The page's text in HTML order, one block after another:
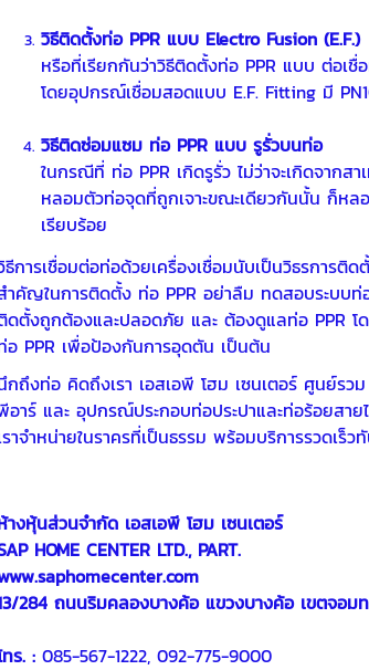
วิธีติดตั้งท่อ PPR แบบ Electro Fusion (E.F.)
หรือที่เรียกกันว่าวิธีติดตั้งท่อ PPR แบบ ต่อเชื่
โดยอุปกรณ์เชื่อมสอดแบบ E.F. Fitting มี
วิธีติดซ่อมแซม ท่อ PPR แบบ รูรั่วบนท่อ
ในกรณีที่ ท่อ PPR เกิดรูรั่ว ไม่ว่าจะเกิดจากส
หลอมตัวท่อจุดที่ถูกเจาะขณะเดียวกันนั้น ก็หล
เรียบร้อย
ธีการเชื่อมต่อท่อด้วยเครื่องเชื่อมนับเป็นวิธรการติ
ำคัญในการติดตั้ง ท่อ PPR อย่าลืม ทดสอบระบบท่อ
ดตั้งถูกต้องและปลอดภัย และ ต้องดูแลท่อ PPR โ
อ PPR เพื่อป้องกันการอุดตัน เป็นต้น
กถึงท่อ คิดถึงเรา เอสเอพี โฮม เซนเตอร์ ศูนย์ร
อาร์ และ อุปกรณ์ประกอบท่อประปาและท่อร้อยส
ราจำหน่ายในราครที่เป็นธรรม พร้อมบริการรวดเร็
างหุ้นส่วนจำกัด เอสเอพี โฮม เซนเตอร์
HOME CENTER LTD., PART.
284 ถนนริมคลองบางค้อ แขวงบางค้อ เขตจอม
ทร. : 085-567-1222, 092-775-9000